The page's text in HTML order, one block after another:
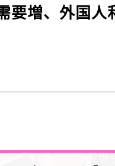
要増、外国人